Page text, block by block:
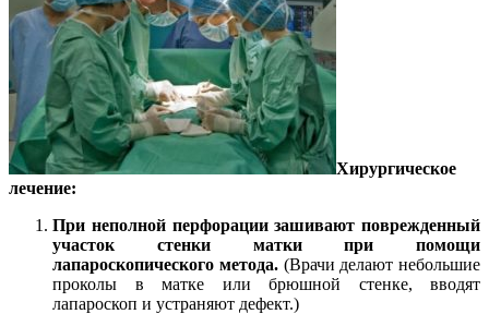
Хирургическое
лечение:
При неполной перфорации зашивают поврежденный
участок стенки матки при помощи
лапароскопического метода.(Врачи делают небольшие
проколы в матке или брюшной стенке, вводят
лапароскоп и устраняют дефект.)